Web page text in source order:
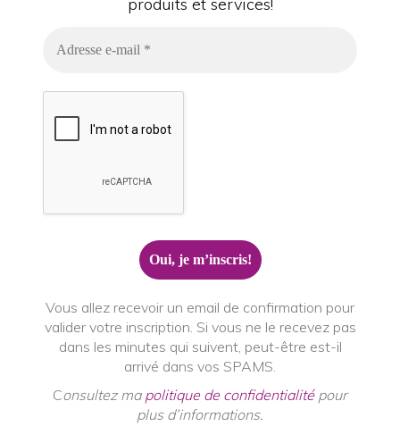
Vous allez recevoir un email de confirmation pour
valider votre inscription. Si vous ne le recevez pas
dans les minutes qui suivent, peut-être est-il
arrivé dans vos SPAMS.
Consultez ma politique de confidentialité pour
plus d’informations.